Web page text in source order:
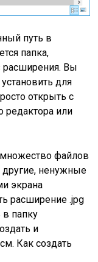
путь в
папка,
Вы
для
открыть с
редактора или
множество файлов
другие, ненужные
экрана
расширение .jpg
в папку
и
Как создать